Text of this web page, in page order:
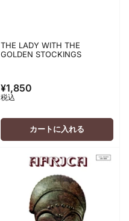
THE LADY WITH THE
GOLDEN STOCKINGS
通
常
価
¥1,850
税込
カートに入れる